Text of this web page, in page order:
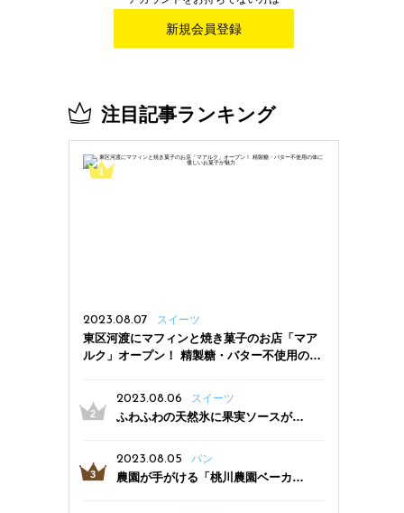
新規会員登録
注目記事ランキング
2023.08.07 スイーツ
東区河渡にマフィンと焼き菓子のお店「マア
ルク」オープン！ 精製糖・バター不使用の体
2023.08.06
スイーツ
ふわふわの天然氷に果実ソースがた
三条駅近くにオープン
2023.08.05 パン
農園が手がける「桃川農園ベーカリ